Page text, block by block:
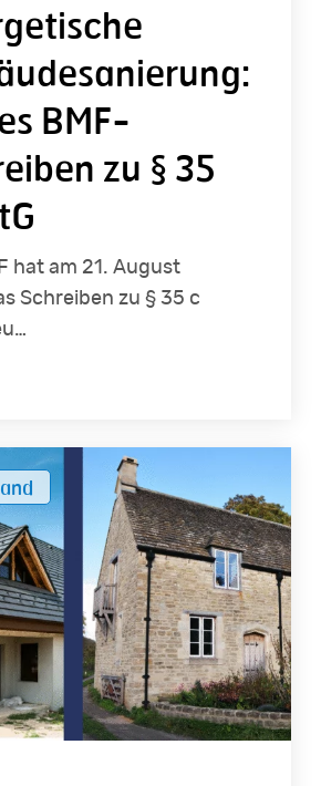
BMF-
zu § 35
hat am 21. August
Schreiben zu § 35 c